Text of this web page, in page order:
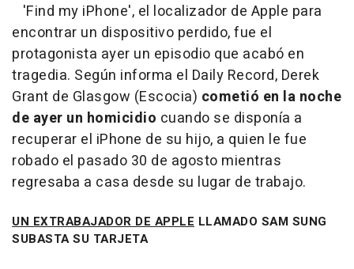
'Find my iPhone', el localizador de Apple para
encontrar un dispositivo perdido, fue el
protagonista ayer un episodio que acabó en
tragedia. Según informa el Daily Record, Derek
Grant de Glasgow (Escocia) cometió en la noche
de ayer un homicidio cuando se disponía a
recuperar el iPhone de su hijo, a quien le fue
robado el pasado 30 de agosto mientras
regresaba a casa desde su lugar de trabajo.
UN EXTRABAJADOR DE APPLE LLAMADO SAM SUNG
SUBASTA SU TARJETA